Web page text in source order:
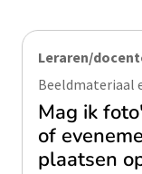
Leraren/
Beeldmateriaal
Mag ik
of
plaatsen